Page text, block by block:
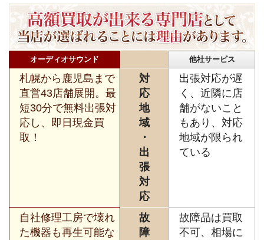
オーディオサウンド 他社サービス
札幌から鹿児島まで
直営43店舗展開。最
短30分で無料出張対
応し、即日現金買
取！
対
応
地
域
・
出
張
対
応
出張対応が遅
く、近隣に店
舗がないこと
もあり、対応
地域が限られ
ている
自社修理工房で壊れ
た機器も再生可能な
故
障
故障品は買取
不可、相場に